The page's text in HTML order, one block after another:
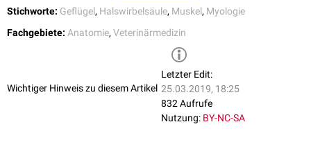
Stichworte: Geflügel, Halswirbelsäule, Muskel, Myologie
Fachgebiete: Anatomie, Veterinärmedizin
Wichtiger Hinweis zu diesem Artikel
Letzter Edit:
25.03.2019, 18:25
832 Aufrufe
Nutzung: BY-NC-SA